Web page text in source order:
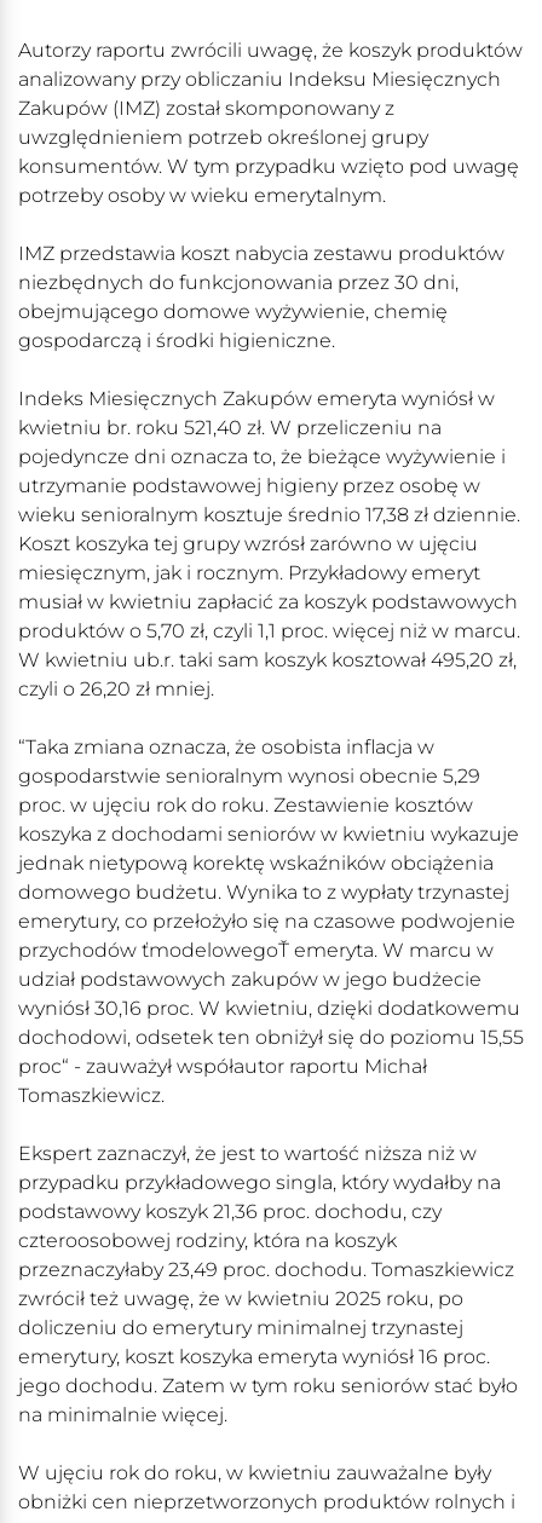
Autorzy raportu zwrócili uwagę, że koszyk produktów
analizowany przy obliczaniu Indeksu Miesięcznych
Zakupów (IMZ) został skomponowany z
uwzględnieniem potrzeb określonej grupy
konsumentów. W tym przypadku wzięto pod uwagę
potrzeby osoby w wieku emerytalnym.
IMZ przedstawia koszt nabycia zestawu produktów
niezbędnych do funkcjonowania przez 30 dni,
obejmującego domowe wyżywienie, chemię
gospodarczą i środki higieniczne.
Indeks Miesięcznych Zakupów emeryta wyniósł w
kwietniu br. roku 521,40 zł. W przeliczeniu na
pojedyncze dni oznacza to, że bieżące wyżywienie i
utrzymanie podstawowej higieny przez osobę w
wieku senioralnym kosztuje średnio 17,38 zł dziennie.
Koszt koszyka tej grupy wzrósł zarówno w ujęciu
miesięcznym, jak i rocznym. Przykładowy emeryt
musiał w kwietniu zapłacić za koszyk podstawowych
produktów o 5,70 zł, czyli 1,1 proc. więcej niż w marcu.
W kwietniu ub.r. taki sam koszyk kosztował 495,20 zł,
czyli o 26,20 zł mniej.
“Taka zmiana oznacza, że osobista inflacja w
gospodarstwie senioralnym wynosi obecnie 5,29
proc. w ujęciu rok do roku. Zestawienie kosztów
koszyka z dochodami seniorów w kwietniu wykazuje
jednak nietypową korektę wskaźników obciążenia
domowego budżetu. Wynika to z wypłaty trzynastej
emerytury, co przełożyło się na czasowe podwojenie
przychodów ťmodelowegoŤ emeryta. W marcu w
udział podstawowych zakupów w jego budżecie
wyniósł 30,16 proc. W kwietniu, dzięki dodatkowemu
dochodowi, odsetek ten obniżył się do poziomu 15,55
proc“ - zauważył współautor raportu Michał
Tomaszkiewicz.
Ekspert zaznaczył, że jest to wartość niższa niż w
przypadku przykładowego singla, który wydałby na
podstawowy koszyk 21,36 proc. dochodu, czy
czteroosobowej rodziny, która na koszyk
przeznaczyłaby 23,49 proc. dochodu. Tomaszkiewicz
zwrócił też uwagę, że w kwietniu 2025 roku, po
doliczeniu do emerytury minimalnej trzynastej
emerytury, koszt koszyka emeryta wyniósł 16 proc.
jego dochodu. Zatem w tym roku seniorów stać było
na minimalnie więcej.
W ujęciu rok do roku, w kwietniu zauważalne były
obniżki cen nieprzetworzonych produktów rolnych i